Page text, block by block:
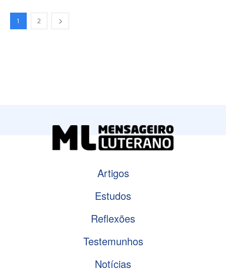
1 2
Artigos
Estudos
Reflexões
Testemunhos
Notícias